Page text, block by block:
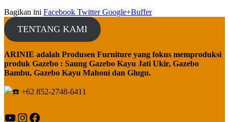
Bagikan ini Facebook TwitterGoogle+Buffer
TENTANG KAMI
ARINIE adalah Produsen Furniture yang fokus memproduksi
produk Gazebo : Saung Gazebo Kayu Jati Ukir, Gazebo
Bambu, Gazebo Kayu Mahoni dan Glugu.
+62 852-2748-6411
YouTube
Instagram
Facebook